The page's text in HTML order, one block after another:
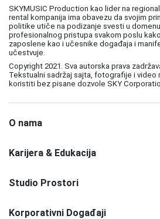
SKYMUSIC Production kao lider na
rental kompanija ima obavezu da svojim
politike utiče na podizanje svesti u
profesionalnog pristupa svakom poslu
zaposlene kao i učesnike događaja i
učestvuje.
Copyright 2021. Sva autorska prava
Tekstualni sadržaj sajta, fotografije i video
koristiti bez pisane dozvole SKY
O nama
Karijera & Edukacija
Studio Prostori
Korporativni Događaji